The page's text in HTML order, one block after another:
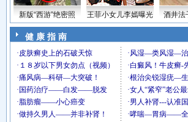
新版“西游”绝密照 王菲小女儿李嫣曝光 酒井法
健 康 指 南